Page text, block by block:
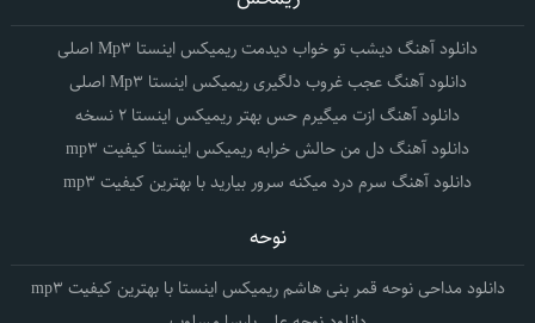
دانلود آهنگ دیشب تو خواب دیدمت ریمیکس اینستا Mp3 اصلی
دانلود آهنگ عجب غروب دلگیری ریمیکس اینستا Mp3 اصلی
دانلود آهنگ ازت میگیرم حس بهتر ریمیکس اینستا 2 نسخه
دانلود آهنگ دل من حالش خرابه ریمیکس اینستا کیفیت mp3
دانلود آهنگ سرم درد میکنه سرور بیارید با بهترین کیفیت mp3
نوحه
دانلود مداحی نوحه قمر بنی هاشم ریمیکس اینستا با بهترین کیفیت mp3